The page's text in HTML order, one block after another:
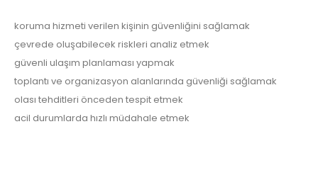
koruma hizmeti verilen kişinin güvenliğini sağlamak
çevrede oluşabilecek riskleri analiz etmek
güvenli ulaşım planlaması yapmak
toplantı ve organizasyon alanlarında güvenliği sağlamak
olası tehditleri önceden tespit etmek
acil durumlarda hızlı müdahale etmek